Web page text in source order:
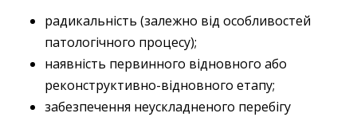
радикальність (залежно від особливостей
патологічного процесу);
наявність первинного відновного або
реконструктивно-відновного етапу;
забезпечення неускладненого перебігу